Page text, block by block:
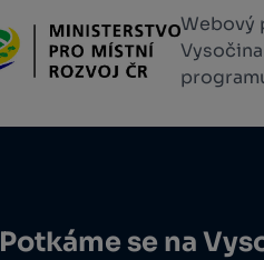
Webový
Potkáme se na